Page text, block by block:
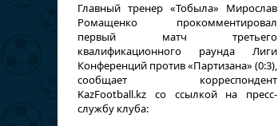
Главный тренер «Тобыла» Мирослав
Ромащенко прокомментировал
первый матч третьего
квалификационного раунда Лиги
Конференций против «Партизана» (0:3),
сообщает корреспондент
KazFootball.kz со ссылкой на пресс-
службу клуба: